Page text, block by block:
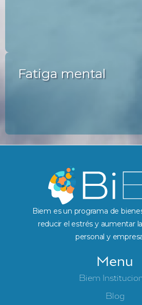
Fatiga mental
Biem es un programa de
reducir el estrés y aumentar
personal y
Menu
Biem
Blog